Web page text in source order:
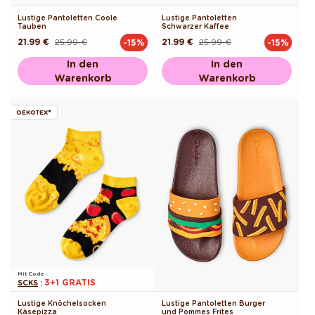
Lustige Pantoletten Coole
Tauben
Normaler25.99 €
Verkaufspreis
21.99 € -15%
In den
Warenkorb
Lustige Pantoletten
Schwarzer Kaffee
Normaler25.99 €
Verkaufspreis
21.99 € -15%
In den
Warenkorb
OEKOTEX®
Mit Code
SCKS : 3+1 GRATIS
Lustige Knöchelsocken
Käsepizza
Lustige Pantoletten Burger
und Pommes Frites